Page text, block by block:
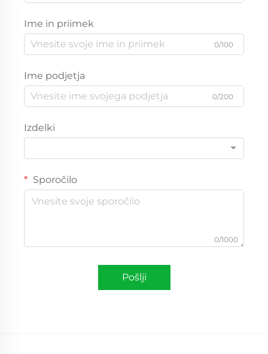
Ime in priimek
0/100
Ime podjetja
0/200
Izdelki
Sporočilo
0/1000
Pošlji